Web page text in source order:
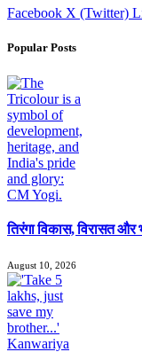
Facebook X (Twitter)
Popular Posts
तिरंगा विकास, विरासत और
August 10, 2026